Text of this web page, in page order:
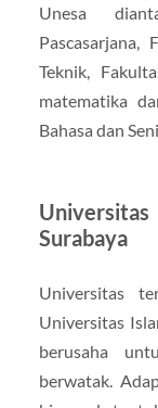
Unesa
Pascasarjana,
Teknik,
matematika
Bahasa dan
Surabaya
Universitas
Universitas
berusaha
berwatak.